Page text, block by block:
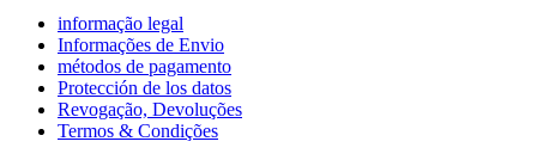
informação legal
Informações de Envio
métodos de pagamento
Protección de los datos
Revogação, Devoluções
Termos & Condições